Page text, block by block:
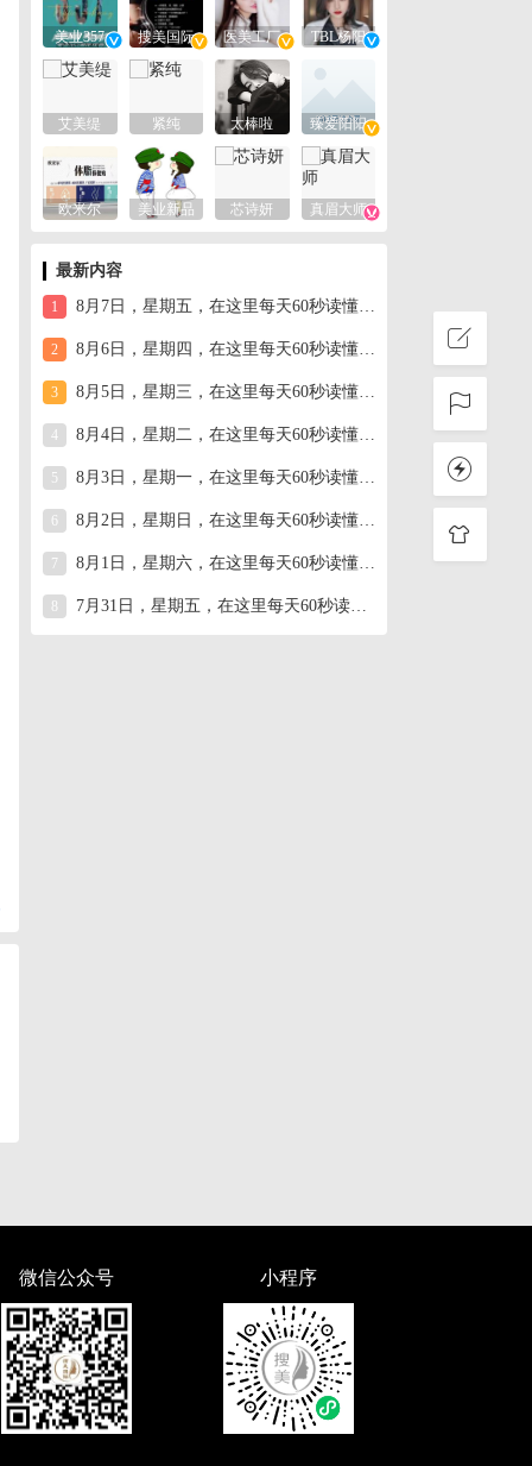
美业357 搜美国际 医美工厂 TBL杨阳
艾美缇 紧纯 太棒啦 臻爱阳阳
欧米尔 美业新品 芯诗妍 真眉大师
最新内容
1 8月7日，星期五，在这里每天60秒读懂世界！
2 8月6日，星期四，在这里每天60秒读懂世界！
3 8月5日，星期三，在这里每天60秒读懂世界！
4 8月4日，星期二，在这里每天60秒读懂世界！
5 8月3日，星期一，在这里每天60秒读懂世界！
6 8月2日，星期日，在这里每天60秒读懂世界！
7 8月1日，星期六，在这里每天60秒读懂世界！
7月31日，星期五，在这里每天60秒读懂世界！
微信公众号 小程序